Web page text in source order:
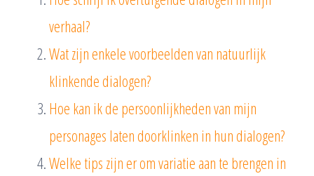
verhaal?
Wat zijn enkele voorbeelden van natuurlijk
klinkende dialogen?
Hoe kan ik de persoonlijkheden van mijn
personages laten doorklinken in hun dialogen?
Welke tips zijn er om variatie aan te brengen in